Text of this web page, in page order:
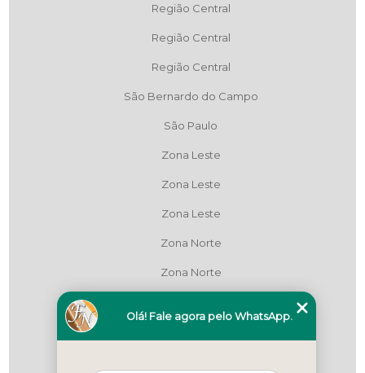
Região Central
Região Central
Região Central
São Bernardo do Campo
São Paulo
Zona Leste
Zona Leste
Zona Leste
Zona Norte
Zona Norte
Olá! Fale agora pelo WhatsApp.